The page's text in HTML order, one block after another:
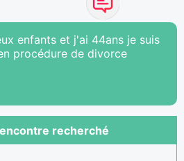
enfants et j'ai 44ans je suis
procédure de divorce
recherché